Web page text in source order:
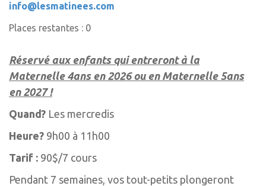
info@lesmatinees.com
Places restantes : 0
Réservé aux enfants qui entreront à la
Maternelle 4ans en 2026 ou en Maternelle 5ans
en 2027 !
Quand? Les mercredis
Heure? 9h00 à 11h00
Tarif : 90$/7 cours
Pendant 7 semaines, vos tout-petits plongeront